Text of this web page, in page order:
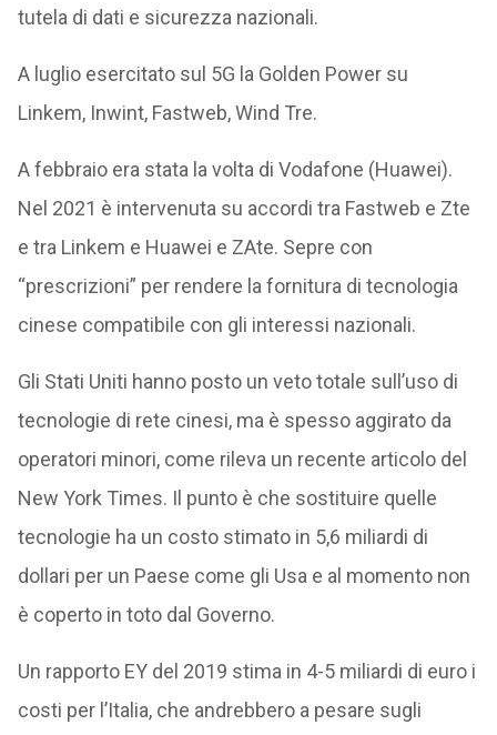
tutela di dati e sicurezza nazionali.
A luglio esercitato sul 5G la Golden Power su
Linkem, Inwint, Fastweb, Wind Tre.
A febbraio era stata la volta di Vodafone (Huawei).
Nel 2021 è intervenuta su accordi tra Fastweb e Zte
e tra Linkem e Huawei e ZAte. Sepre con
“prescrizioni” per rendere la fornitura di tecnologia
cinese compatibile con gli interessi nazionali.
Gli Stati Uniti hanno posto un veto totale sull’uso di
tecnologie di rete cinesi, ma è spesso aggirato da
operatori minori, come rileva un recente articolo del
New York Times. Il punto è che sostituire quelle
tecnologie ha un costo stimato in 5,6 miliardi di
dollari per un Paese come gli Usa e al momento non
è coperto in toto dal Governo.
Un rapporto EY del 2019 stima in 4-5 miliardi di euro i
costi per l’Italia, che andrebbero a pesare sugli